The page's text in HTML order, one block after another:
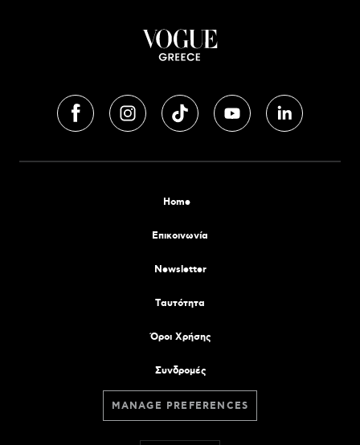
Home
Επικοινωνία
Newsletter
Tαυτότητα
Όροι Χρήσης
Συνδρομές
MANAGE PREFERENCES